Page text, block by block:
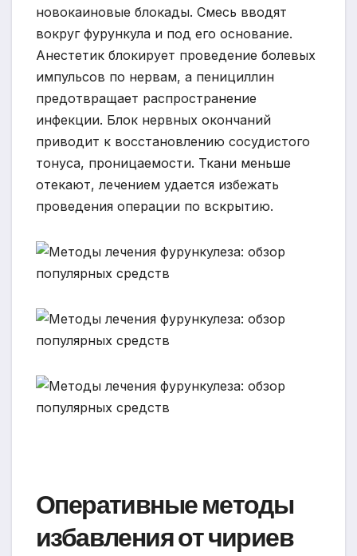
новокаиновые блокады. Смесь вводят
вокруг фурункула и под его основание.
Анестетик блокирует проведение болевых
импульсов по нервам, а пенициллин
предотвращает распространение
инфекции. Блок нервных окончаний
приводит к восстановлению сосудистого
тонуса, проницаемости. Ткани меньше
отекают, лечением удается избежать
проведения операции по вскрытию.
Оперативные методы
избавления от чириев